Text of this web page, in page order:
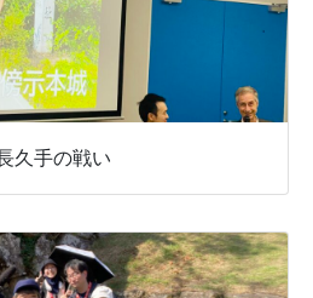
久手の戦い